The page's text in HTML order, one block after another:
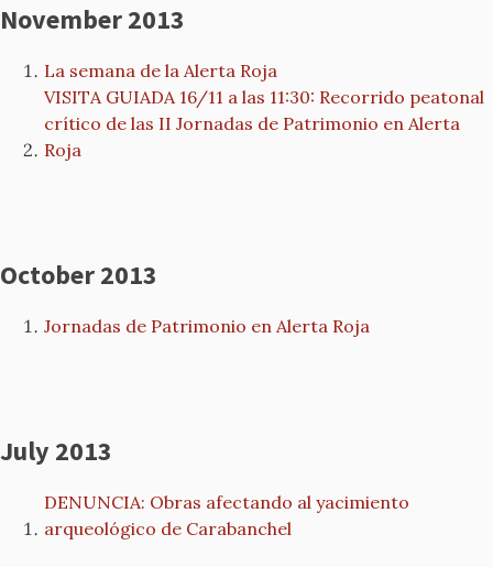
November 2013
La semana de la Alerta Roja
VISITA GUIADA 16/11 a las 11:30: Recorrido peatonal
crítico de las II Jornadas de Patrimonio en Alerta
Roja
October 2013
Jornadas de Patrimonio en Alerta Roja
July 2013
DENUNCIA: Obras afectando al yacimiento
arqueológico de Carabanchel